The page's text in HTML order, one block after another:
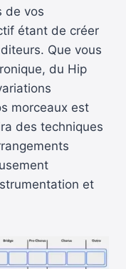
de vos
étant de créer
Que vous
du Hip
morceaux est
des techniques
et